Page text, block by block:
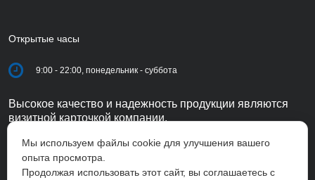
Открытые часы
9:00 - 22:00, понедельник - суббота
Высокое качество и надежность продукции являются
визитной карточкой компании.
Мы используем файлы cookie для улучшения вашего
опыта просмотра.
Продолжая использовать этот сайт, вы соглашаетесь с